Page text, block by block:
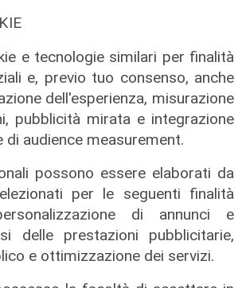
e tecnologie similari per finalità
e, previo tuo consenso, anche
dell'esperienza, misurazione
pubblicità mirata e integrazione
audience measurement.
possono essere elaborati da
per le seguenti finalità
di annunci e
delle prestazioni pubblicitarie,
e ottimizzazione dei servizi.